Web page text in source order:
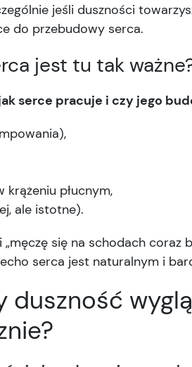
jeśli duszności
do przebudowy serca.
jest tu tak
serce pracuje i czy jego
płucnym,
ale istotne).
się na schodach coraz
serca jest naturalnym i
duszność